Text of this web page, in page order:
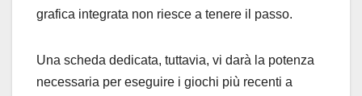
grafica integrata non riesce a tenere il passo.
Una scheda dedicata, tuttavia, vi darà la potenza
necessaria per eseguire i giochi più recenti a